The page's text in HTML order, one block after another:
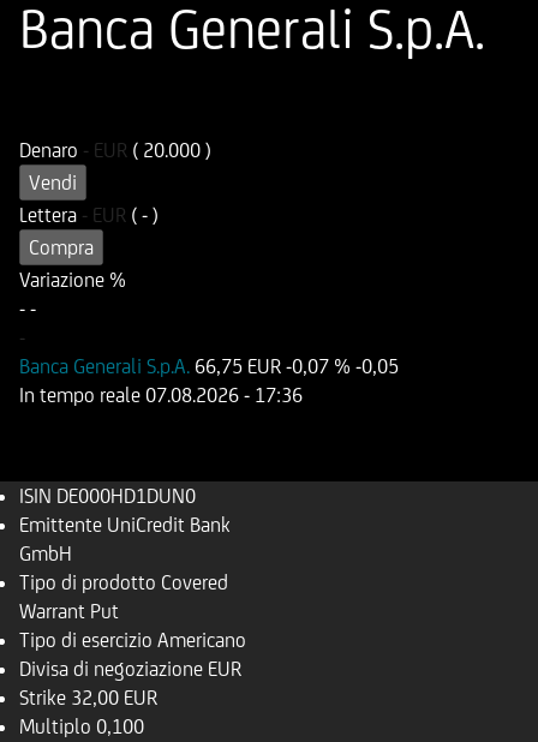
Banca Generali S.p.A.
Denaro - EUR ( 20.000 )
Vendi
Lettera - EUR ( - )
Compra
Variazione %
- -
-
Banca Generali S.p.A. 66,75 EUR -0,07 % -0,05
In tempo reale 07.08.2026 - 17:36
ISIN DE000HD1DUN0
Emittente UniCredit Bank
GmbH
Tipo di prodotto Covered
Warrant Put
Tipo di esercizio Americano
Divisa di negoziazione EUR
Strike 32,00 EUR
Multiplo 0,100